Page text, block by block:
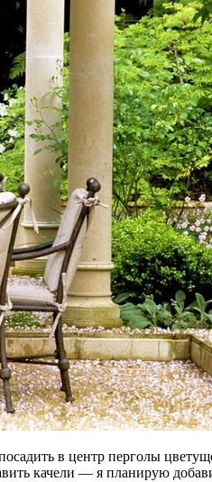
в центр перголы
качели — я планирую